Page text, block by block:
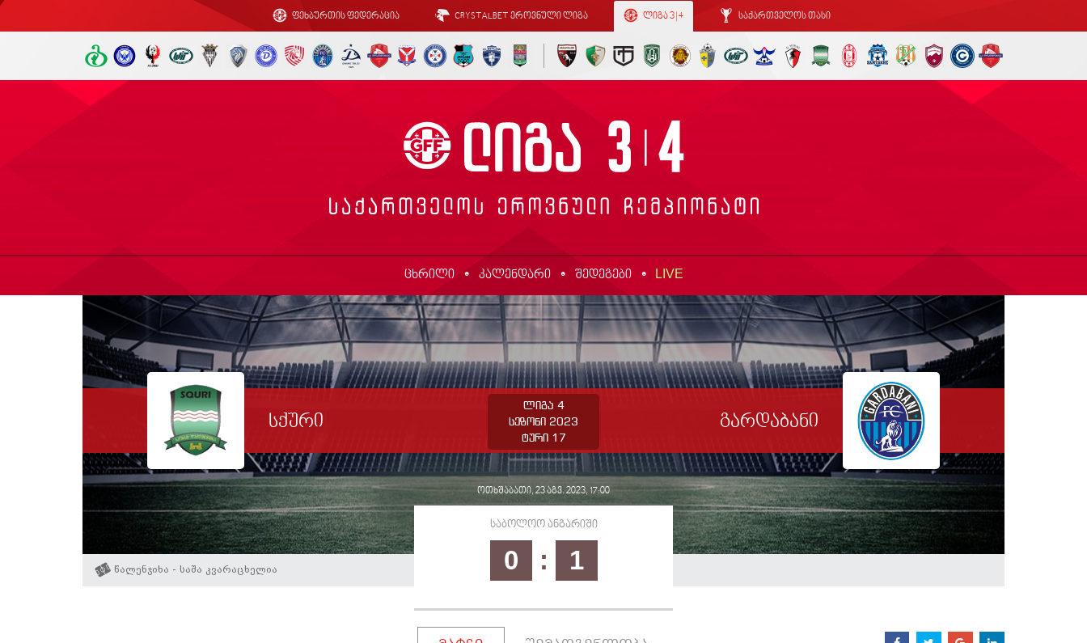
ფეხბურთის ფედერაცია CRYSTALBET ეროვნული ლიგა ლიგა 3 | 4 საქართველოს თასი
ცხრილი კალენდარი შედეგები LIVE
სქური გარდაბანი
ლიგა 4
სეზონი 2023
ტური 17
ოთხშაბათი, 23 აგვ. 2023, 17:00
საბოლოო ანგარიში
0 : 1
წალენჯიხა - საშა კვარაცხელია